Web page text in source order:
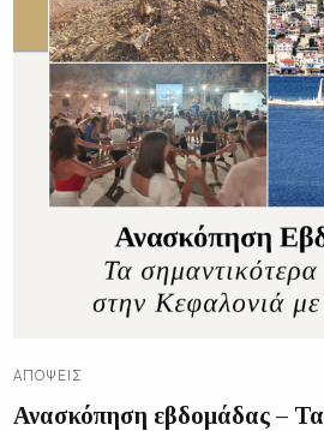
ΑΠΌΨΕΙΣ
Ανασκόπηση εβδομάδας –